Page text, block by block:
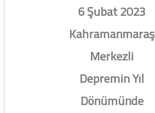
6 Şubat 2023
Kahramanmaraş
Merkezli
Depremin Yıl
Dönümünde